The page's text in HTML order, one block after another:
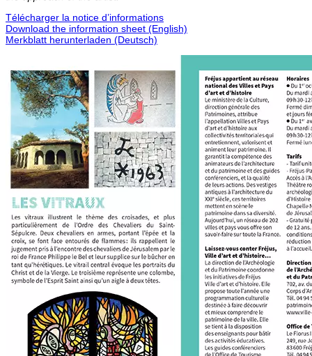
Télécharger la notice d’informations
Download the information sheet (English)
Merkblatt herunterladen (Deutsch)